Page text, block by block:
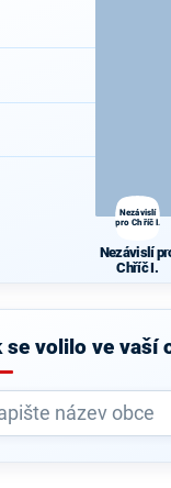
Nezávislí
pro Chříč I.
Nezávislí
Chříč I.
se volilo ve vaší